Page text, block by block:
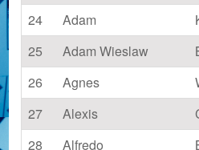
24
Adam
25
Adam Wieslaw
26
Agnes
27
Alexis
28
Alfredo